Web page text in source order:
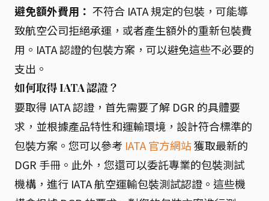
避免額外費用： 不符合 IATA 規定的包裝，可能導
致航空公司拒絕承運，或者產生額外的重新包裝費
用。IATA 認證的包裝方案，可以避免這些不必要的
支出。
如何取得 IATA 認證？
要取得 IATA 認證，首先需要了解 DGR 的具體要
求，並根據產品特性和運輸環境，設計符合標準的
包裝方案。您可以參考 IATA 官方網站獲取最新的
DGR 手冊。此外，您還可以委託專業的包裝測試
機構，進行 IATA 航空運輸包裝測試認證。這些機